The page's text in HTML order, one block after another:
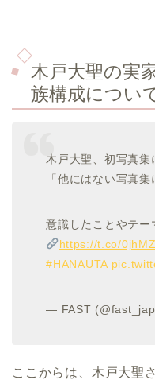
木戸大聖の実
族構成につい
木戸大聖、初写真集
「他にはない写真
意識したことやテー
https://t.co/
#HANAUTA
— FAST
ここからは、木戸大聖